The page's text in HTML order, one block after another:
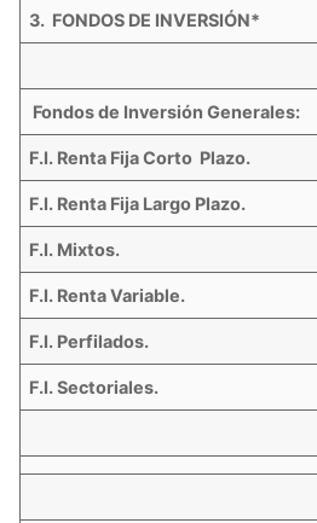
3. FONDOS DE INVERSIÓN*
Fondos de Inversión Generales:
F.I. Renta Fija Corto Plazo.
F.I. Renta Fija Largo Plazo.
F.I. Mixtos.
F.I. Renta Variable.
F.I. Perfilados.
F.I. Sectoriales.